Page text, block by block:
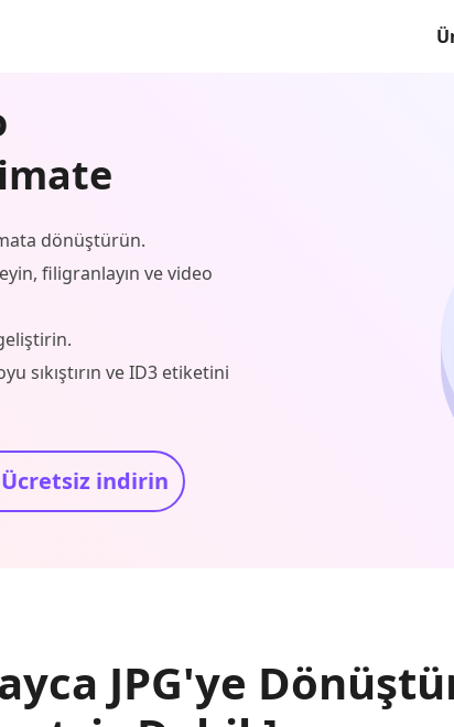
dönüştürün.
filigranlayın ve video
sıkıştırın ve ID3 etiketini
Ücretsiz indirin
JPG'ye